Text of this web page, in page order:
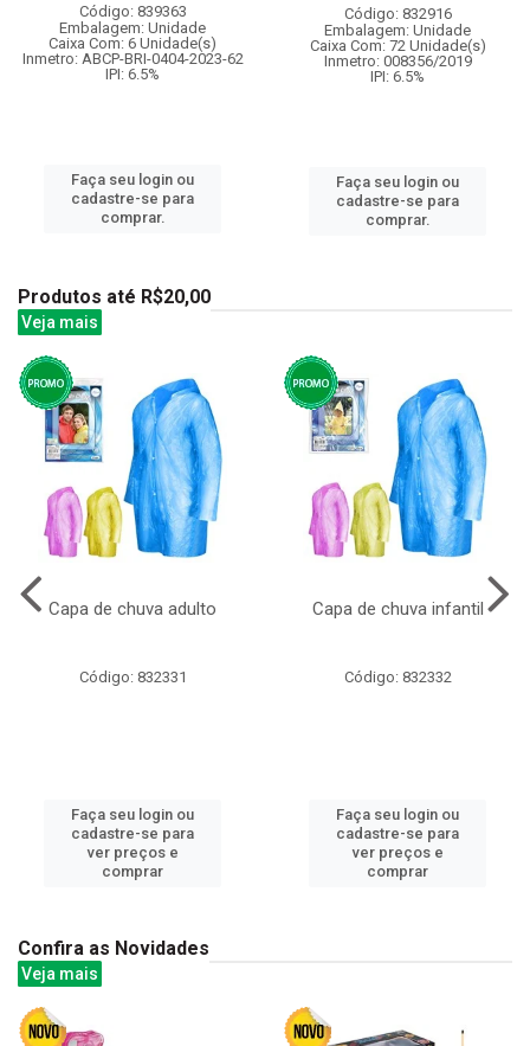
Código: 839363
Embalagem: Unidade
Caixa Com: 6 Unidade(s)
Inmetro: ABCP-BRI-0404-2023-62
IPI: 6.5%
Faça seu login ou
cadastre-se para
comprar.
Código: 832916
Embalagem: Unidade
Caixa Com: 72 Unidade(s)
Inmetro: 008356/2019
IPI: 6.5%
Faça seu login ou
cadastre-se para
comprar.
Produtos até R$20,00
Veja mais
Capa de chuva adulto
Código: 832331
Faça seu login ou
cadastre-se para
ver preços e
comprar
Capa de chuva infantil
Código: 832332
Faça seu login ou
cadastre-se para
ver preços e
comprar
Confira as Novidades
Veja mais